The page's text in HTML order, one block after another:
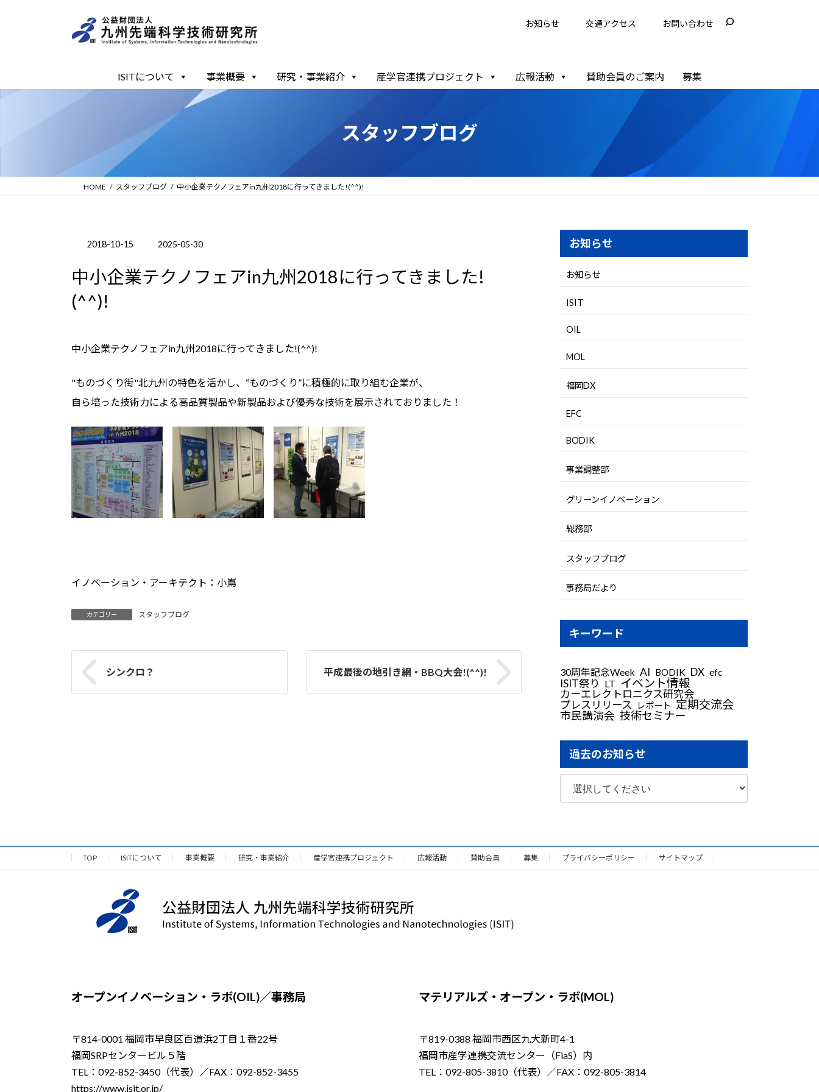
お知らせ 交通アクセス お問い合わせ
ISITについて 事業概要 研究・事業紹介 産学官連携プロジェクト 広報活動 賛助会員のご案内 募集
スタッフブログ
HOME スタッフブログ 中小企業テクノフェアin九州2018に行ってきました!(^^)!
2018-10-15
最
新
2025-05-30
中小企業テクノフェアin九州2018に行ってきました!
(^^)!
中小企業テクノフェアin九州2018に行ってきました!(^^)!
"ものづくり街"北九州の特色を活かし、“ものづくり”に積極的に取り組む企業が、
自ら培った技術力による高品質製品や新製品および優秀な技術を展示されておりました！
イノベーション・アーキテクト：小嶌
カテゴリー スタッフブログ
シンクロ？ 平成最後の地引き網・BBQ大会!(^^)!
お知らせ
お知らせ
ISIT
OIL
MOL
福岡DX
EFC
BODIK
事業調整部
グリーンイノベーション
総務部
スタッフブログ
事務局だより
キーワード
30周年記念Week AI BODIK DX efc
ISIT祭り LT イベント情報
カーエレクトロニクス研究会
プレスリリース
レポート 定期交流会
市民講演会 技術セミナー
過去のお知らせ
TOP ISITについて 事業概要 研究・事業紹介 産学官連携プロジェクト 広報活動 賛助会員 募集 プライバシーポリシー サイトマップ
オープンイノベーション・ラボ(OIL)／事務局
〒814-0001 福岡市早良区百道浜2丁目１番22号
福岡SRPセンタービル５階
TEL：092-852-3450（代表）／FAX：092-852-3455
https://www.isit.or.jp/
マテリアルズ・オープン・ラボ(MOL)
〒819-0388 福岡市西区九大新町4-1
福岡市産学連携交流センター（FiaS）内
TEL：092-805-3810（代表）／FAX：092-805-3814